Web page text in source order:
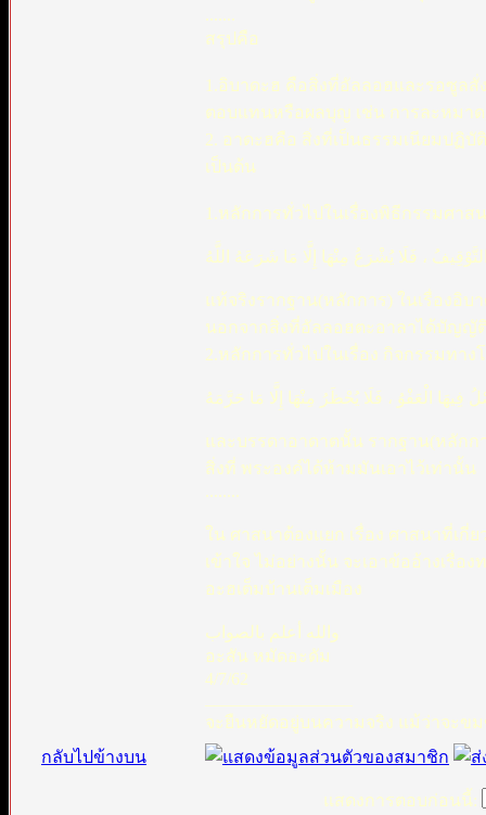
.......
สรุปคือ
1.อิบาดะฮ คือสิ่งที่อัลลอฮและรอซูล
ตอบแทนหรือผลบุญ เช่น การละหมา
2. อาดะฮคือ สิ่งที่เป็นธรรมเนียมปฏิ
เป็นต้น
1.หลักการทั่วไปในเรื่องพิธีกรรมศาส
، فَلَا يُشْرَعُ مِنْهَا إِلَّا مَا شَرَعَهُ اللَّهُ
แท้จริงรากฐาน(หลักการ) ในเรื่องอิ
นอกจากสิ่งที่อัลลอฮตะอาลาได้บัญญั
2.หลักการทั่วไปในเรื่อง กิจกรรมทาง
และบรรดาอาดาตนั้น รากฐาน(หลัก
สิ่งที่ พระองค์ได้ห้ามมันเอาไว้เท่านั้น
........
ใน ศาสนาต้องแยก เรื่อง ศาสนาที่เ
เข้าใจ ไม่อย่างนั้น จะเอาข้ออ้างเรื่
อะฮเต็มบ้านเต็มเมือง
والله أعلم بالصواب
อะสัน หมัดอะดัม
4/7/62
จะยืนหยัดอยู่บนความจริง แม้ว่าจะข
กลับไปข้างบน
แสดงการตอบก่อนนี้: